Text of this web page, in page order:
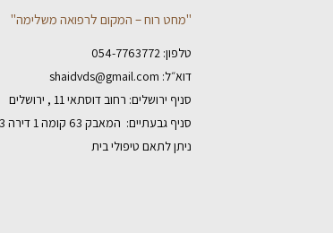
"מחט רוח – המקום לרפואה משלימה"
טלפון: 054-7763772
דוא״ל: shaidvds@gmail.com
סניף ירושלים: רחוב דוסתאי 11 , ירושלים
סניף גבעתיים: המאבק 63 קומה 1 דירה 3
ניתן לתאם טיפולי בית